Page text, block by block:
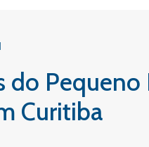
do
Curitiba